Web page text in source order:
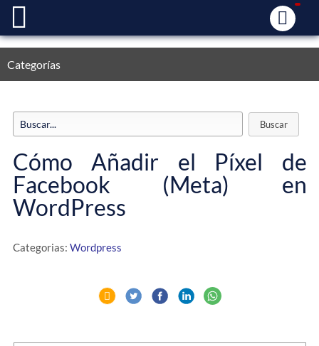
Categorías
Cómo Añadir el Píxel de
Facebook (Meta) en
WordPress
Categorias: Wordpress